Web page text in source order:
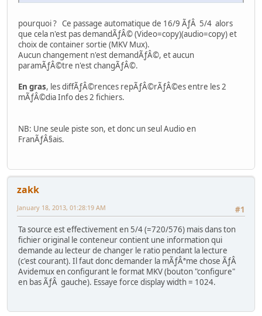
pourquoi ? Ce passage automatique de 16/9 ÃƒÂ 5/4 alors
que cela n'est pas demandÃƒÂ© (Video=copy)(audio=copy) et
choix de container sortie (MKV Mux).
Aucun changement n'est demandÃƒÂ©, et aucun
paramÃƒÂ©tre n'est changÃƒÂ©.
En gras, les diffÃƒÂ©rences repÃƒÂ©rÃƒÂ©es entre les 2
mÃƒÂ©dia Info des 2 fichiers.
NB: Une seule piste son, et donc un seul Audio en
FranÃƒÂ§ais.
zakk
#1
January 18, 2013, 01:28:19 AM
Ta source est effectivement en 5/4 (=720/576) mais dans ton
fichier original le conteneur contient une information qui
demande au lecteur de changer le ratio pendant la lecture
(c'est courant). Il faut donc demander la mÃƒÂªme chose ÃƒÂ
Avidemux en configurant le format MKV (bouton "configure"
en bas ÃƒÂ gauche). Essaye force display width = 1024.